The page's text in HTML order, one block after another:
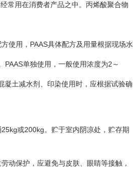
常用在消费者产品之中。丙烯酸聚合物
使用，PAAS具体配方及用量根据现场水
PAAS单独使用，一般使用浓度为2～
凝土减水剂、印染使用时，应根据试验确
或200kg。贮于室内阴凉处，贮存期
动保护，应避免与皮肤、眼睛等接触，